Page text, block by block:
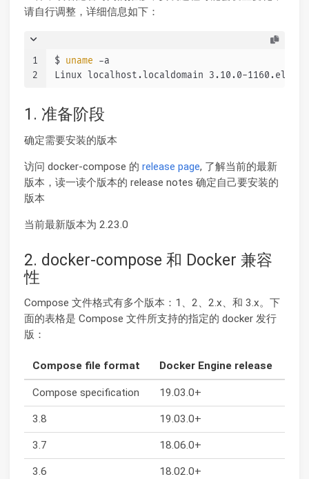
请自行调整，详细信息如下：
1
2
$ uname -a
Linux localhost.localdomain 3.10.0-
1. 准备阶段
确定需要安装的版本
访问 docker-compose 的 release page, 了解当前的最新
版本，读一读个版本的 release notes 确定自己要安装的
版本
当前最新版本为 2.23.0
2. docker-compose 和 Docker 兼容
性
Compose 文件格式有多个版本：1、2、2.x、和 3.x。下
面的表格是 Compose 文件所支持的指定的 docker 发行
版：
Compose file format Docker Engine release
Compose specification 19.03.0+
3.8 19.03.0+
3.7 18.06.0+
3.6 18.02.0+